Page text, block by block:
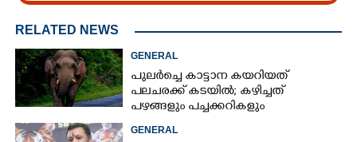
RELATED NEWS
GENERAL
പുലർച്ചെ കാട്ടാന കയറിയത്
പലചരക്ക് കടയിൽ; കഴിച്ചത്
പഴങ്ങളും പച്ചക്കറികളും
GENERAL